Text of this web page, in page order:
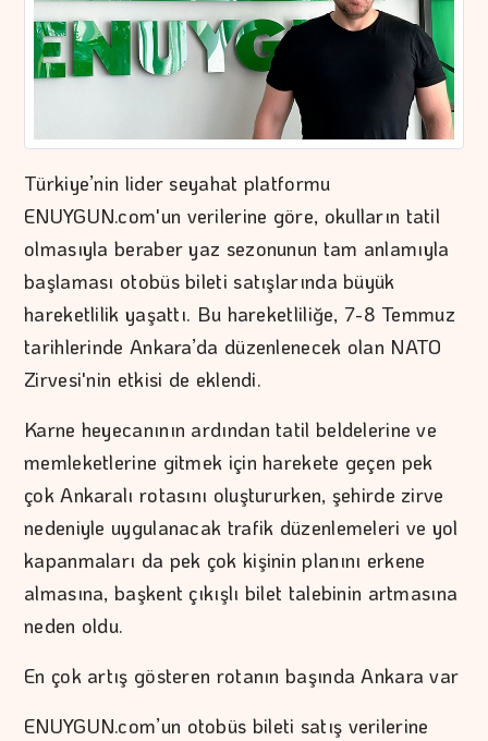
Türkiye’nin lider seyahat platformu
ENUYGUN.com'un verilerine göre, okulların tatil
olmasıyla beraber yaz sezonunun tam anlamıyla
başlaması otobüs bileti satışlarında büyük
hareketlilik yaşattı. Bu hareketliliğe, 7-8 Temmuz
tarihlerinde Ankara’da düzenlenecek olan NATO
Zirvesi'nin etkisi de eklendi.
Karne heyecanının ardından tatil beldelerine ve
memleketlerine gitmek için harekete geçen pek
çok Ankaralı rotasını oluştururken, şehirde zirve
nedeniyle uygulanacak trafik düzenlemeleri ve yol
kapanmaları da pek çok kişinin planını erkene
almasına, başkent çıkışlı bilet talebinin artmasına
neden oldu.
En çok artış gösteren rotanın başında Ankara var
ENUYGUN.com’un otobüs bileti satış verilerine